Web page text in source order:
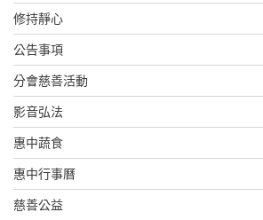
修持靜心
公告事項
分會慈善活動
影音弘法
惠中蔬食
惠中行事曆
慈善公益